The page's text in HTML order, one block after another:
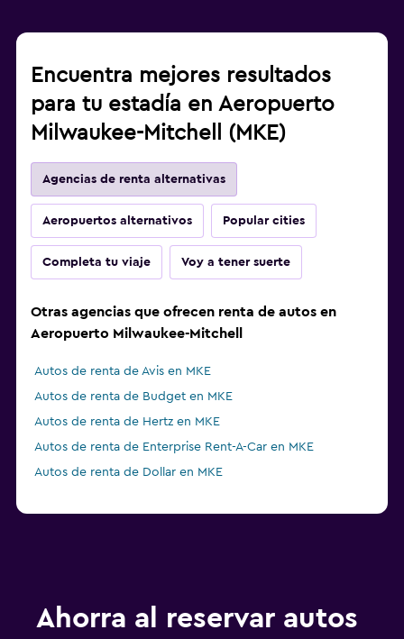
Encuentra mejores resultados
para tu estadía en Aeropuerto
Milwaukee-Mitchell (MKE)
Agencias de renta alternativas
Aeropuertos alternativos Popular cities
Completa tu viaje Voy a tener suerte
Otras agencias que ofrecen renta de autos en
Aeropuerto Milwaukee-Mitchell
Autos de renta de Avis en MKE
Autos de renta de Budget en MKE
Autos de renta de Hertz en MKE
Autos de renta de Enterprise Rent-A-Car en MKE
Autos de renta de Dollar en MKE
Ahorra al reservar autos